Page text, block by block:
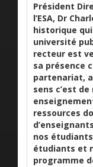
Président
l’ESA, Dr
historique
université
recteur est
sa présence
partenariat,
sens c’est
ressources
nos
étudiants et
programme